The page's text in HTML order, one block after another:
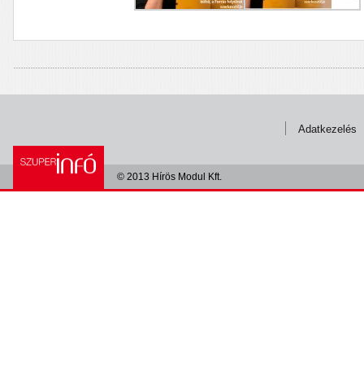
Adatkezelés
© 2013 Hírös Modul Kft.